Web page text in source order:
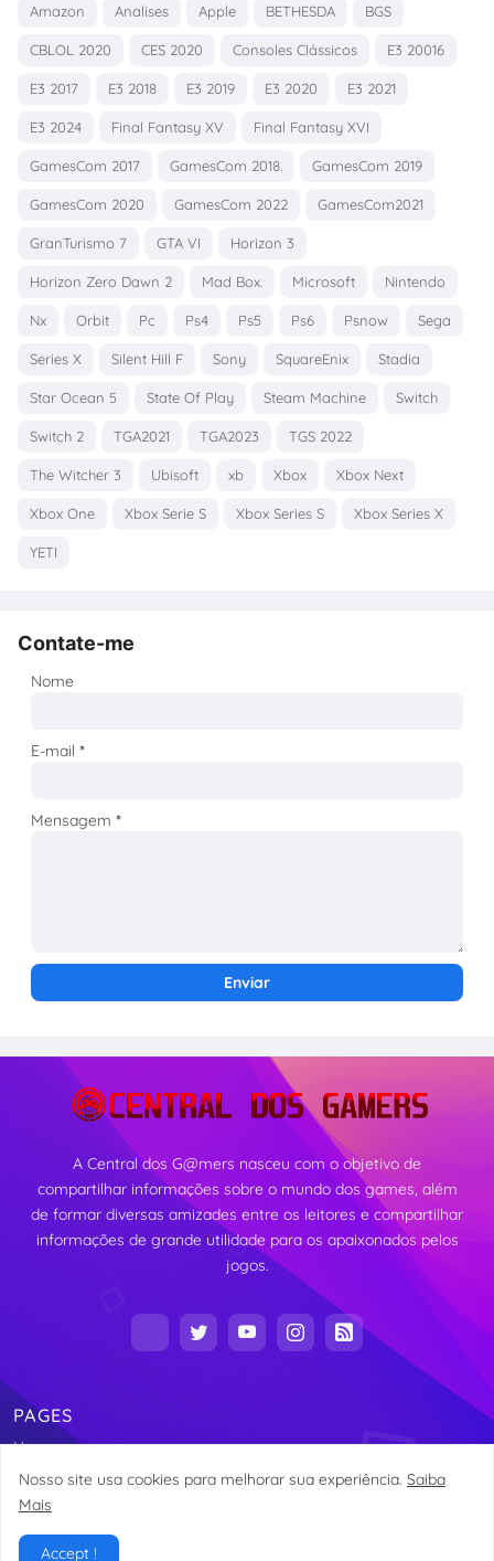
Amazon Analises Apple BETHESDA BGS
CBLOL 2020 CES 2020 Consoles Clássicos E3 20016
E3 2017 E3 2018 E3 2019 E3 2020 E3 2021
E3 2024 Final Fantasy XV Final Fantasy XVI
GamesCom 2017 GamesCom 2018. GamesCom 2019
GamesCom 2020 GamesCom 2022 GamesCom2021
GranTurismo 7 GTA VI Horizon 3
Horizon Zero Dawn 2 Mad Box. Microsoft Nintendo
Nx Orbit Pc Ps4 Ps5 Ps6 Psnow Sega
Series X Silent Hill F Sony SquareEnix Stadia
Star Ocean 5 State Of Play Steam Machine Switch
Switch 2 TGA2021 TGA2023 TGS 2022
The Witcher 3 Ubisoft xb Xbox Xbox Next
Xbox One Xbox Serie S Xbox Series S Xbox Series X
YETI
Contate-me
Nome
E-mail*
Mensagem*
A Central dos G@mers nasceu com o objetivo de
compartilhar informações sobre o mundo dos games, além
de formar diversas amizades entre os leitores e compartilhar
informações de grande utilidade para os apaixonados pelos
jogos.
PAGES
Home
Nosso site usa cookies para melhorar sua experiência. Saiba
Mais
Accept !